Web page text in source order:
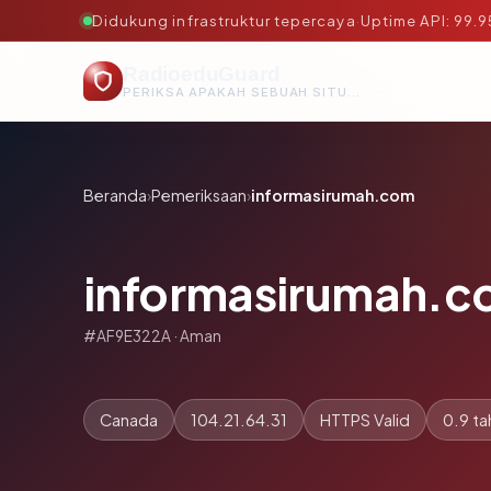
Didukung infrastruktur tepercaya·Uptime API:
PERIKSA APAKAH SEBUAH SITUS AMAN, TEPERCAYA, DAN TERVERIFIKASI DALAM HITUNGAN DETIK.
Beranda›Pemeriksaan›informasirumah.com
#AF9E322A · Aman
Canada 104.21.64.31 HTTPS Valid 0.9